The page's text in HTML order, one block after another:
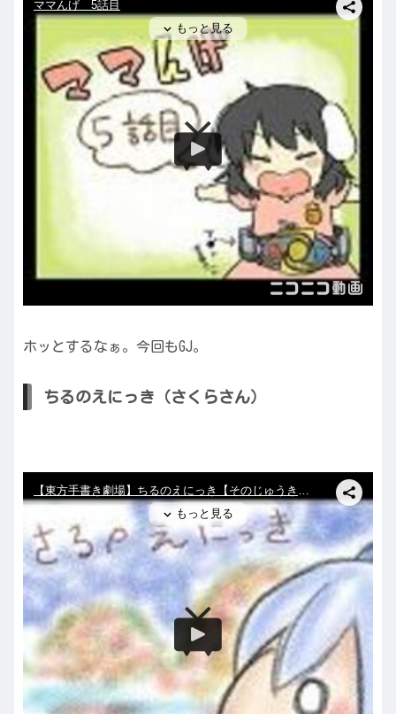
ホッとするなぁ。今回もGJ。
ちるのえにっき（さくらさん）